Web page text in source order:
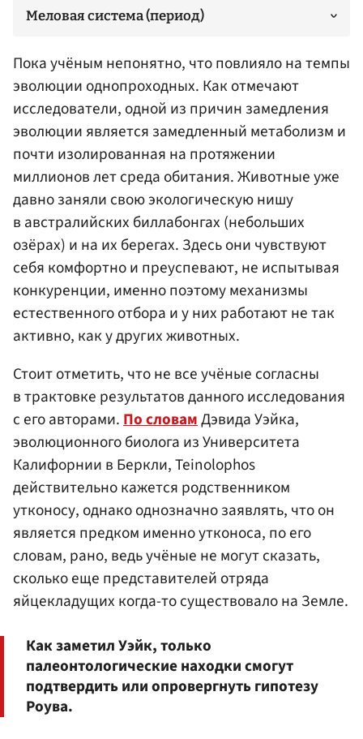
Меловая система (период)
Пока учёным непонятно, что повлияло на темпы
эволюции однопроходных. Как отмечают
исследователи, одной из причин замедления
эволюции является замедленный метаболизм и
почти изолированная на протяжении
миллионов лет среда обитания. Животные уже
давно заняли свою экологическую нишу
в австралийских биллабонгах (небольших
озёрах) и на их берегах. Здесь они чувствуют
себя комфортно и преуспевают, не испытывая
конкуренции, именно поэтому механизмы
естественного отбора и у них работают не так
активно, как у других животных.
Стоит отметить, что не все учёные согласны
в трактовке результатов данного исследования
с его авторами.По словамДэвида Уэйка,
эволюционного биолога из Университета
Калифорнии в Беркли, Teinolophos
действительно кажется родственником
утконосу, однако однозначно заявлять, что он
является предком именно утконоса, по его
словам, рано, ведь учёные не могут сказать,
сколько еще представителей отряда
яйцекладущих когда-то существовало на Земле.
Как заметил Уэйк, только
палеонтологические находки смогут
подтвердить или опровергнуть гипотезу
Роува.